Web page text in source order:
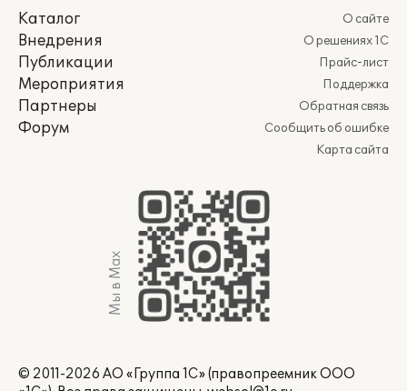
Каталог
Внедрения
Публикации
Мероприятия
Партнеры
Форум
О сайте
О решениях 1С
Прайс-лист
Поддержка
Обратная связь
Сообщить об ошибке
Карта сайта
Мы в Max
© 2011-2026 АО «Группа 1С» (правопреемник ООО